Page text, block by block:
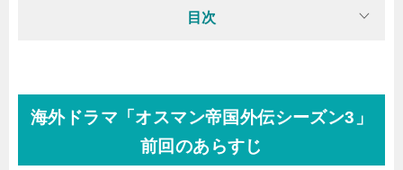
目次
海外ドラマ「オスマン帝国外伝シーズン3」
前回のあらすじ